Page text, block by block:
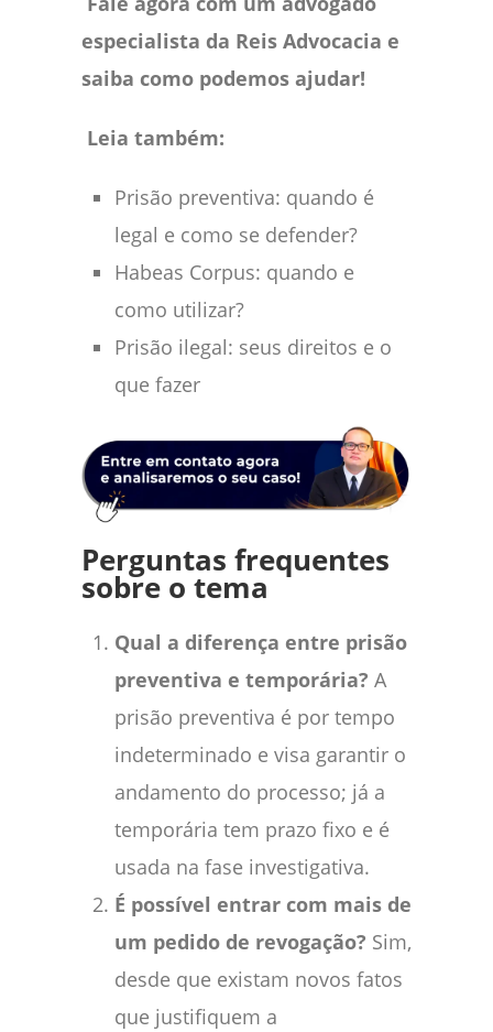
especialista da Reis Advocacia e
saiba como podemos ajudar!
Leia também:
Prisão preventiva: quando é
legal e como se defender?
Habeas Corpus: quando e
como utilizar?
Prisão ilegal: seus direitos e o
que fazer
Perguntas frequentes
sobre o tema
Qual a diferença entre prisão
preventiva e temporária? A
prisão preventiva é por tempo
indeterminado e visa garantir o
andamento do processo; já a
temporária tem prazo fixo e é
usada na fase investigativa.
É possível entrar com mais de
um pedido de revogação? Sim,
desde que existam novos fatos
que justifiquem a